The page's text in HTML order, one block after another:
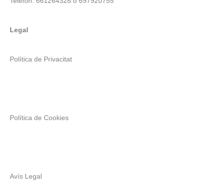
Legal
Política de Privacitat
Política de Cookies
Avís Legal